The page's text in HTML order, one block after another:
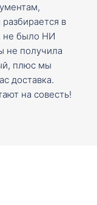
в
не было НИ
не получила
плюс мы
доставка.
на совесть!